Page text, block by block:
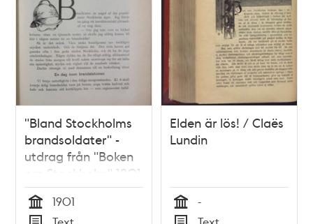
"Bland Stockholms
brandsoldater" -
utdrag från "Boken
om Stockholm" 1901
Tid
1901
Elden är lös! / Claës
Lundin
Tid
-